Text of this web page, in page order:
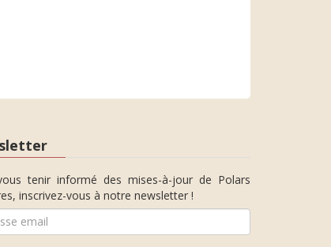
tenir informé des mises-à-jour de Polars
inscrivez-vous à notre newsletter !